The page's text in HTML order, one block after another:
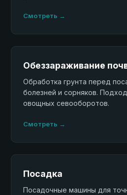
Смотреть →
Обеззараживание
Обработка грунта перед
болезней и сорняков.
овощных севооборотов.
Смотреть →
Посадка
Посадочные машины для